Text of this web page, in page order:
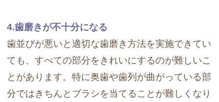
4.歯磨きが不十分になる
歯並びが悪いと適切な歯磨き方法を実施できてい
ても、すべての部分をきれいにするのが難しいこ
とがあります。特に奥歯や歯列が曲がっている部
分ではきちんとブラシを当てることが難しくなり